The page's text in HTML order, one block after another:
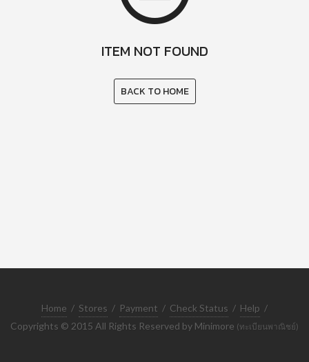
ITEM NOT FOUND
BACK TO HOME
Home / Stores / Payment / Check Status / Help /
Copyrights © 2015 All Rights Reserved by Minimore (ทะเบียนพาณิชย์)